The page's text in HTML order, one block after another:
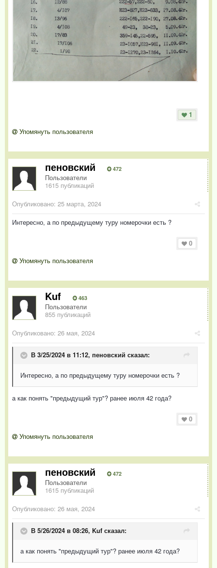
1
Упомянуть пользователя
пеновский 472
Пользователи
1615 публикаций
Опубликовано: 25 марта, 2024
Интересно, а по предыдущему туру номерочки есть ?
0
Упомянуть пользователя
Kuf 463
Пользователи
855 публикаций
Опубликовано: 26 мая, 2024
В 3/25/2024 в 11:12, пеновский сказал:
Интересно, а по предыдущему туру номерочки есть ?
а как понять "предыдущий тур"? ранее июля 42 года?
0
Упомянуть пользователя
пеновский 472
Пользователи
1615 публикаций
Опубликовано: 26 мая, 2024
В 5/26/2024 в 08:26, Kuf сказал:
а как понять "предыдущий тур"? ранее июля 42 года?